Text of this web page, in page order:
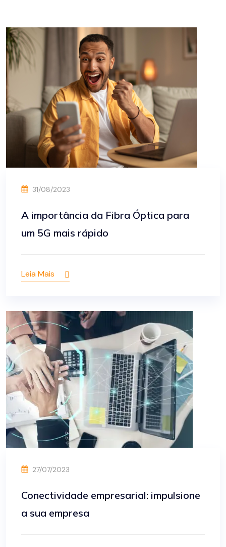
31/08/2023
A importância da Fibra Óptica para
um 5G mais rápido
Leia Mais
27/07/2023
Conectividade empresarial: impulsione
a sua empresa